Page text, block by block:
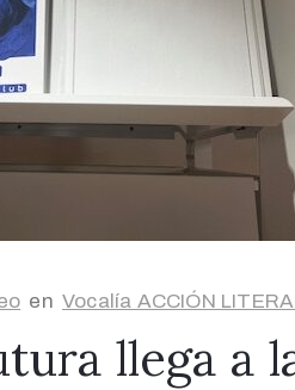
en Vocalía ACCIÓN
llega a